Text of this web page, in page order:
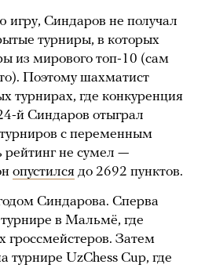
игру, Синдаров не получал
турниры, в которых
из мирового топ-10 (сам
Поэтому шахматист
турнирах, где конкуренция
й Синдаров отыграл
с переменным
рейтинг не сумел —
опустился до 2692 пунктов.
Синдарова. Сперва
в Мальмё, где
гроссмейстеров. Затем
турнире UzChess Cup, где